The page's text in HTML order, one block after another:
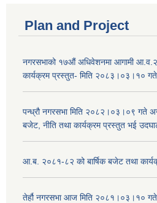
Plan and Project
नगरसभाको १७औं अधिवेशनमा आगामी
कार्यक्रम प्रस्तुत- मिति २०८३।०३।१० गते
पन्ध्रौ नगरसभा मिति २०८२।०३।०९ गते
बजेट, नीति तथा कार्यक्रम प्रस्तुत भई
आ.ब. २०८१-८२ को बार्षिक बजेट तथा
तेर्हौ नगरसभा आज मिति २०८१।०३।१०